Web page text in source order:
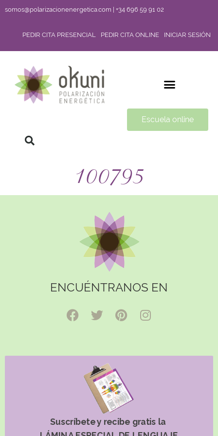
somos@polarizacionenergetica.com | +34 696 59 91 02
PEDIR CITA PRESENCIAL PEDIR CITA ONLINE INICIAR SESIÓN
Escuela online
100795
ENCUÉNTRANOS EN
Suscríbete y recibe gratis la